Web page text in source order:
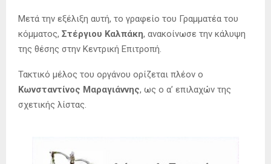
Μετά την εξέλιξη αυτή, το γραφείο του Γραμματέα του
κόμματος, Στέργιου Καλπάκη, ανακοίνωσε την κάλυψη
της θέσης στην Κεντρική Επιτροπή.
Τακτικό μέλος του οργάνου ορίζεται πλέον ο
Κωνσταντίνος Μαραγιάννης, ως ο α’ επιλαχών της
σχετικής λίστας.